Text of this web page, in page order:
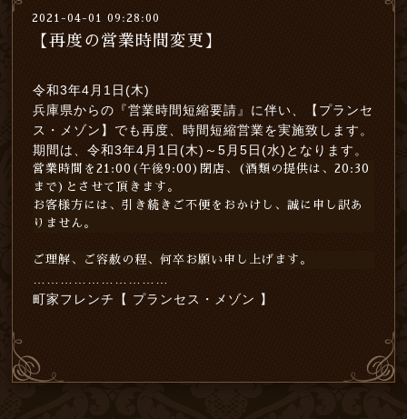
2021-04-01 09:28:00
【再度の営業時間変更】
令和3年4月1日(木)
兵庫県からの『営業時間短縮要請』に伴い、【プランセ
ス・メゾン】でも再度、時間短縮営業を実施致します。
期間は、令和3年4月1日(木)～5月5日(水)となります。
営業時間を21:00(午後9:00)閉店、(酒類の提供は、20:30
まで)とさせて頂きます。
お客様方には、引き続きご不便をおかけし、誠に申し訳あ
りません。
ご理解、ご容赦の程、何卒お願い申し上げます。
町家フレンチ
【 プランセス・メゾン 】